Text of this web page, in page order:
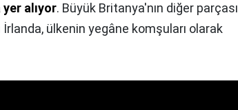
yer alıyor. Büyük Britanya'nın diğer parçası
ülkenin yegâne komşuları olarak